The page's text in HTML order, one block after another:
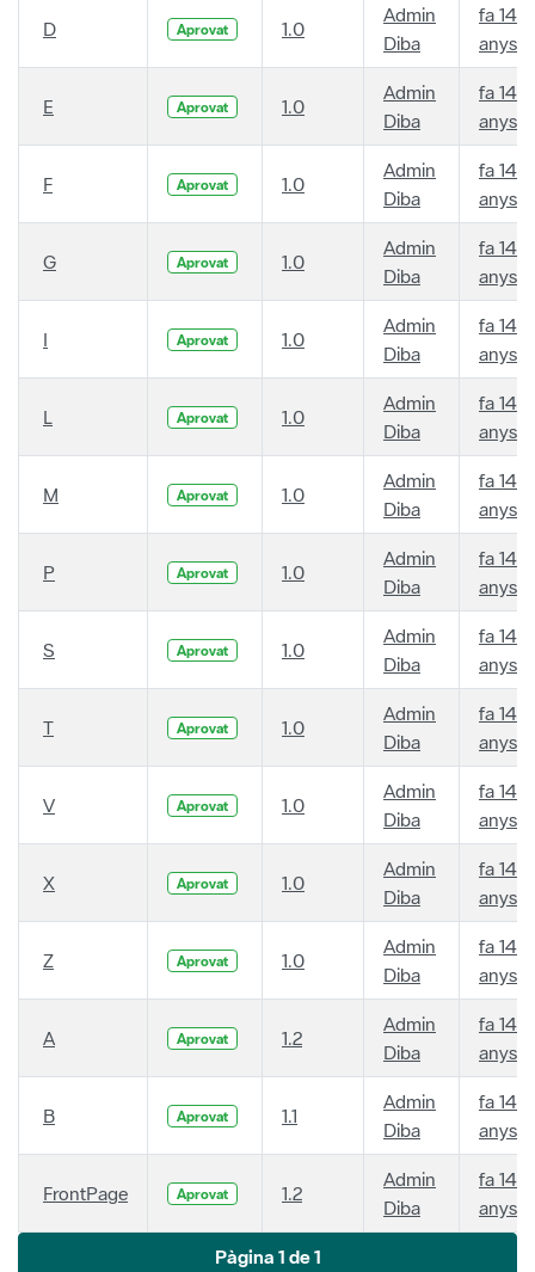
D Aprovat 1.0
Admin
Diba
fa 14
anys
E Aprovat 1.0
Admin
Diba
fa 14
anys
F Aprovat 1.0
Admin
Diba
fa 14
anys
G Aprovat 1.0
Admin
Diba
fa 14
anys
I Aprovat 1.0
Admin
Diba
fa 14
anys
L Aprovat 1.0
Admin
Diba
fa 14
anys
M Aprovat 1.0
Admin
Diba
fa 14
anys
P Aprovat 1.0
Admin
Diba
fa 14
anys
S Aprovat 1.0
Admin
Diba
fa 14
anys
T Aprovat 1.0
Admin
Diba
fa 14
anys
V Aprovat 1.0
Admin
Diba
fa 14
anys
X Aprovat 1.0
Admin
Diba
fa 14
anys
Z Aprovat 1.0
Admin
Diba
fa 14
anys
A Aprovat 1.2
Admin
Diba
fa 14
anys
B Aprovat 1.1
Admin
Diba
fa 14
anys
FrontPage Aprovat 1.2
Admin
Diba
fa 14
anys
Pàgina 1 de 1